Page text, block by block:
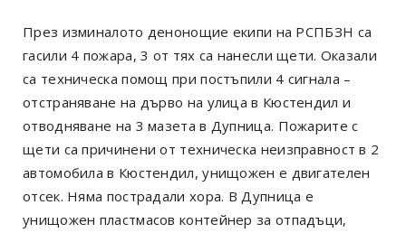
През изминалото денонощие екипи на РСПБЗН са
гасили 4 пожара, 3 от тях са нанесли щети. Оказали
са техническа помощ при постъпили 4 сигнала –
отстраняване на дърво на улица в Кюстендил и
отводняване на 3 мазета в Дупница. Пожарите с
щети са причинени от техническа неизправност в 2
автомобила в Кюстендил, унищожен е двигателен
отсек. Няма пострадали хора. В Дупница е
унищожен пластмасов контейнер за отпадъци,